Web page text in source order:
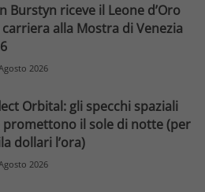
Burstyn riceve il Leone d’Oro
carriera alla Mostra di Venezia
2026
Orbital: gli specchi spaziali
promettono il sole di notte (per
dollari l’ora)
2026